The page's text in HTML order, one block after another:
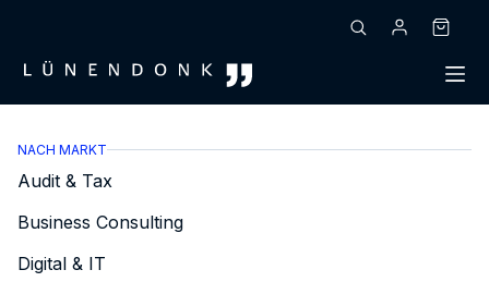
NACH MARKT
Audit & Tax
Business Consulting
Digital & IT